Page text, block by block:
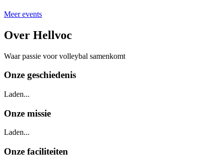
Meer events
Over Hellvoc
Waar passie voor volleybal samenkomt
Onze geschiedenis
Laden...
Onze missie
Laden...
Onze faciliteiten